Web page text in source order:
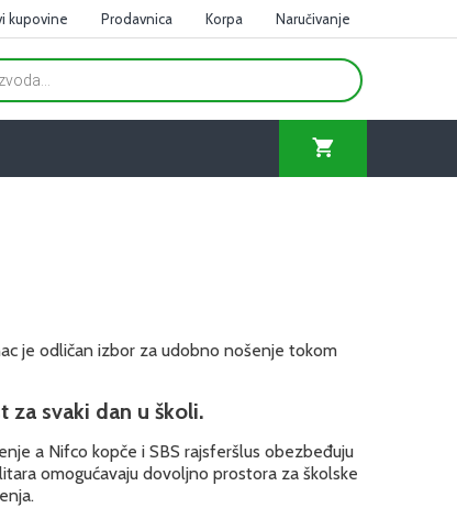
kupovine Prodavnica Korpa Naručivanje
je odličan izbor za udobno nošenje tokom
za svaki dan u školi.
a Nifco kopče i SBS rajsferšlus obezbeđuju
omogućavaju dovoljno prostora za školske